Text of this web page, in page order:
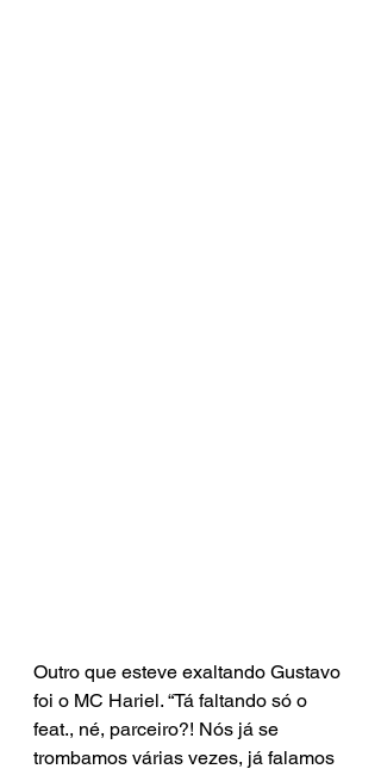
Outro que esteve exaltando Gustavo
foi o MC Hariel. “Tá faltando só o
feat., né, parceiro?! Nós já se
trombamos várias vezes, já falamos